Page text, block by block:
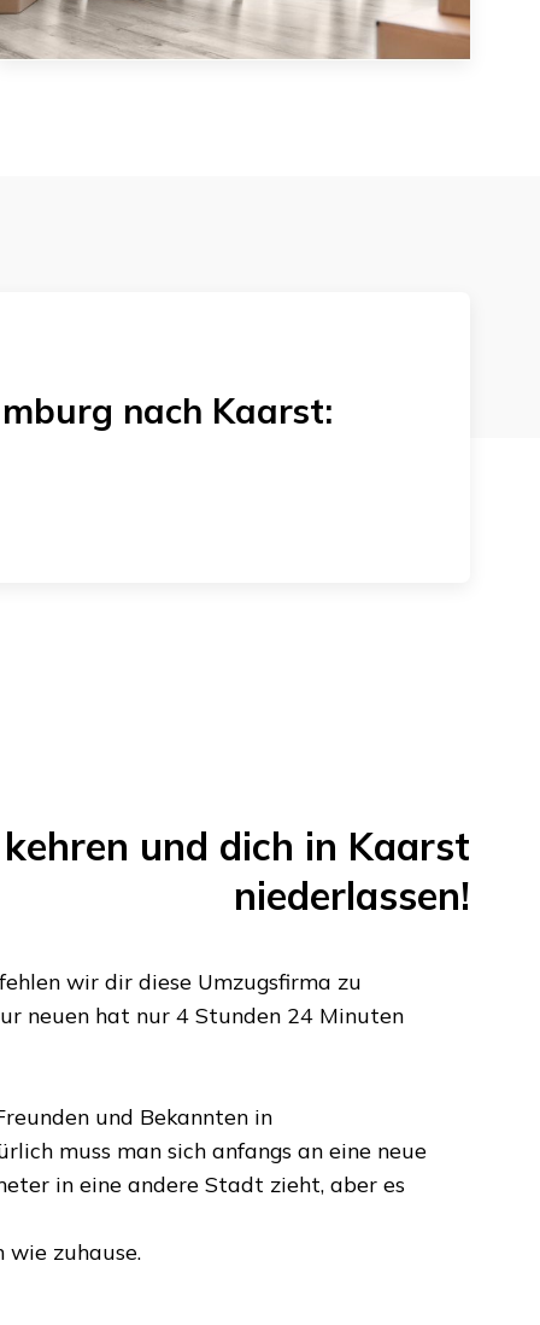
nach Kaarst:
und dich in Kaarst
niederlassen!
wir dir diese Umzugsfirma zu
neuen hat nur 4 Stunden 24 Minuten
und Bekannten in
muss man sich anfangs an eine neue
in eine andere Stadt zieht, aber es
zuhause.